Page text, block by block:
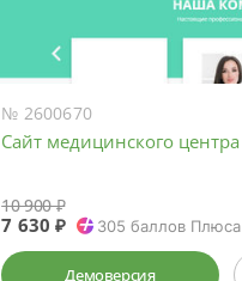
№ 2600670
Сайт медицинского центра
10 900 ₽
7 630 ₽ 305 баллов Плюса
Демоверсия